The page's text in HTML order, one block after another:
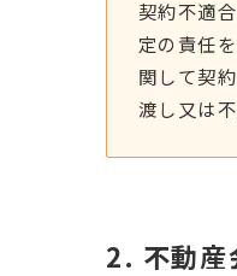
契約不適
定の責任
関して契
渡し又は
2. 不動産